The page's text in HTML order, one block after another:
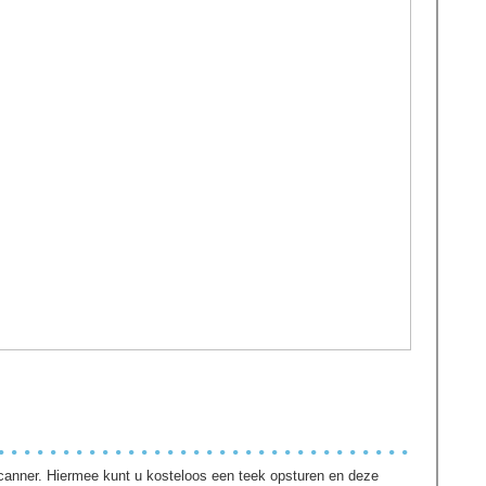
Hiermee kunt u kosteloos een teek opsturen en deze